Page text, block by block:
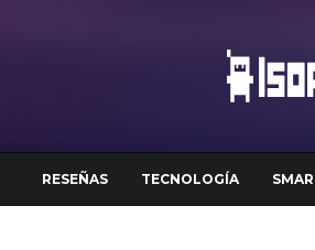
RESEÑAS TECNOLOGÍA